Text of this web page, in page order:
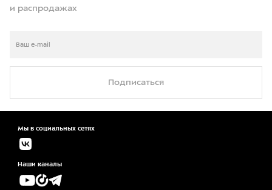
и распродажах
Подписаться
Мы в социальных сетях
Наши каналы